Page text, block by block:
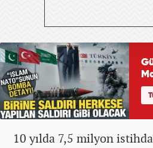
10 yılda 7,5 milyon